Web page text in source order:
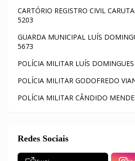
CARTÓRIO REGISTRO CIVIL
5203
GUARDA MUNICIPAL LUÍS
5673
POLÍCIA MILITAR LUÍS
POLÍCIA MILITAR GODOFREDO
POLÍCIA MILITAR CÂNDIDO
Redes Sociais